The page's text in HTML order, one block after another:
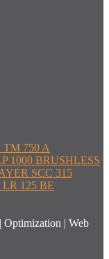
TM 750 A
1000 BRUSHLESS
SCC 315
LR 125 BE
| Web